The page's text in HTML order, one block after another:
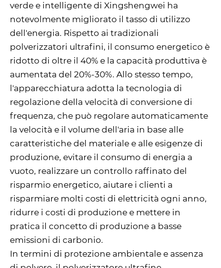
verde e intelligente di Xingshengwei ha
notevolmente migliorato il tasso di utilizzo
dell'energia. Rispetto ai tradizionali
polverizzatori ultrafini, il consumo energetico è
ridotto di oltre il 40% e la capacità produttiva è
aumentata del 20%-30%. Allo stesso tempo,
l'apparecchiatura adotta la tecnologia di
regolazione della velocità di conversione di
frequenza, che può regolare automaticamente
la velocità e il volume dell'aria in base alle
caratteristiche del materiale e alle esigenze di
produzione, evitare il consumo di energia a
vuoto, realizzare un controllo raffinato del
risparmio energetico, aiutare i clienti a
risparmiare molti costi di elettricità ogni anno,
ridurre i costi di produzione e mettere in
pratica il concetto di produzione a basse
emissioni di carbonio.
In termini di protezione ambientale e assenza